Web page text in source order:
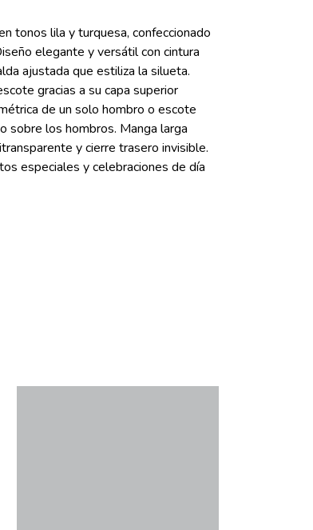
tonos lila y turquesa, confeccionado
elegante y versátil con cintura
ajustada que estiliza la silueta.
gracias a su capa superior
de un solo hombro o escote
sobre los hombros. Manga larga
y cierre trasero invisible.
especiales y celebraciones de día